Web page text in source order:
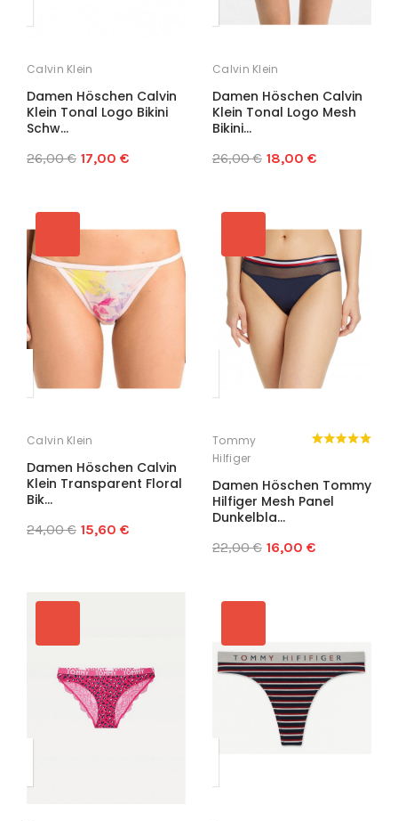
Calvin Klein
Damen Höschen Calvin
Klein Tonal Logo Bikini
Schw...
26,00 € 17,00 €
Calvin Klein
Damen Höschen Calvin
Klein Tonal Logo Mesh
Bikini...
26,00 € 18,00 €
Calvin Klein
Damen Höschen Calvin
Klein Transparent Floral
Bik...
24,00 € 15,60 €
Tommy
Hilfiger
Damen Höschen Tommy
Hilfiger Mesh Panel
Dunkelbla...
22,00 € 16,00 €